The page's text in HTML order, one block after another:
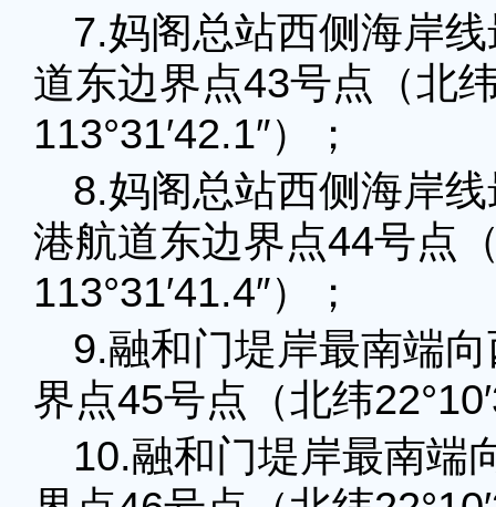
7.妈阁总站西侧海岸
道东边界点43号点（北
113°31′42.1″）；
8.妈阁总站西侧海岸
港航道东边界点44号点
113°31′41.4″）；
9.融和门堤岸最南端
界点45号点（北纬
10.融和门堤岸最南端